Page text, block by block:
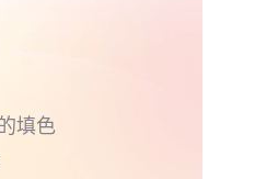
填色